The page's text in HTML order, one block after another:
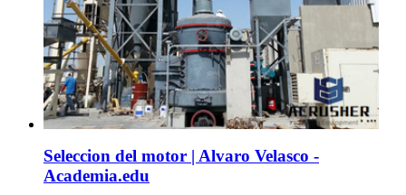
Seleccion del motor | Alvaro Velasco -
Academia.edu